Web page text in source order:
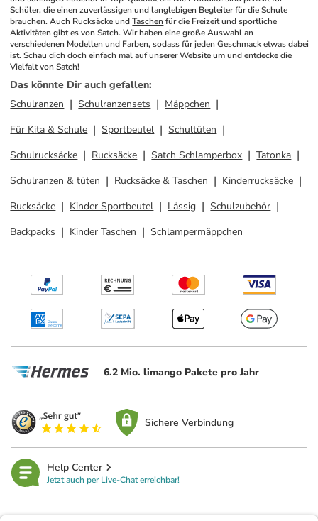
Schüler, die einen zuverlässigen und langlebigen Begleiter für die Schule
brauchen. Auch Rucksäcke und Taschen für die Freizeit und sportliche
Aktivitäten gibt es von Satch. Wir haben eine große Auswahl an
verschiedenen Modellen und Farben, sodass für jeden Geschmack etwas dabei
ist. Schau dich doch einfach mal auf unserer Website um und entdecke die
Vielfalt von Satch!
Das könnte Dir auch gefallen:
Schulranzen
Schulranzensets
Mäppchen
Für Kita & Schule
Sportbeutel
Schultüten
Schulrucksäcke
Rucksäcke Satch Schlamperbox
Tatonka
Schulranzen & tüten
Rucksäcke & Taschen
Kinderrucksäcke
Rucksäcke
Kinder Sportbeutel Lässig
Schulzubehör
Backpacks
Kinder Taschen Schlampermäppchen
6.2 Mio. limango Pakete pro Jahr
Sichere Verbindung
Help Center
Jetzt auch per Live-Chat erreichbar!